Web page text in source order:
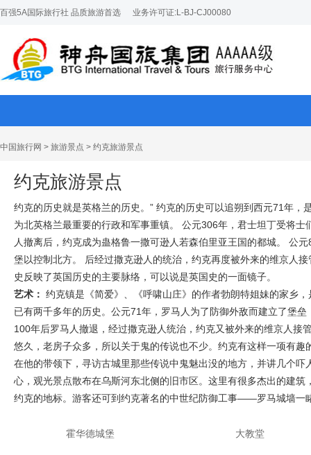
百强5A国际旅行社 品质旅游首选 业务许可证:L-BJ-CJ00080
中国旅行网 > 旅游景点 > 约克旅游景点
约克旅游景点
约克的历史就是英格兰的历史。” 约克的历史可以追朔到西元71年
为北英格兰最重要的行政和军事重镇。 公元306年，君士坦丁受将
人撤离后，约克成为蛊格鲁一撒可逊人若森伯里亚王国的都城。 公
堡以控制北方。 后经过撒克逊人的统治，约克再度被外来的维京人
史反映了英国历史的主要脉络，可以说是英国史的一面镜子。
艺术： 约克镇是《简爱》、《呼啸山庄》的作者勃朗特姐妹的家乡
已有两千多年的历史。公元71年，罗马人为了防御外敌而建立了堡
100年后罗马人撤退，经过撒克逊人统治，约克又被外来的维京人
悠久，老房子众多，所以关于鬼的传说也不少。约克有这样一项有
在他的带领下，寻访古城里那些传说中鬼魅出没的地方，并讲几个
心，观光景点散布在乌斯河东北侧的旧市区。这里有很多杰出的建
约克的地标。游客还可到约克著名的中世纪防御工事——罗马城墙一
霍华德城堡 大教堂